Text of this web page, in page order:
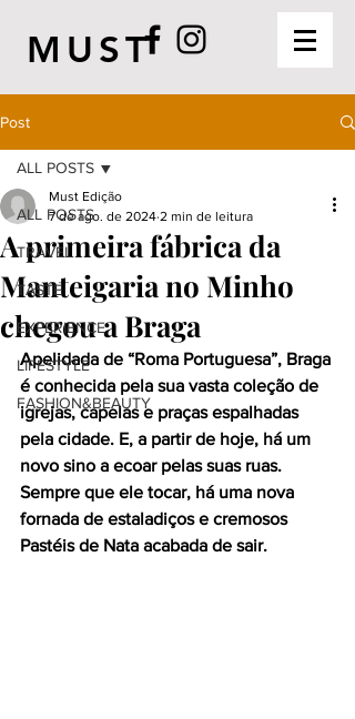
MUST
Post
ALL POSTS
TRAVEL
TASTE
EXPERIENCE
LIFESTYLE
FASHION&BEAUTY
ALL POSTS
A primeira fábrica da
Manteigaria no Minho
chegou a Braga
Must Edição
7 de ago. de 2024 2 min de leitura
Apelidada de “Roma Portuguesa”, Braga
é conhecida pela sua vasta coleção de
igrejas, capelas e praças espalhadas
pela cidade. E, a partir de hoje, há um
novo sino a ecoar pelas suas ruas.
Sempre que ele tocar, há uma nova
fornada de estaladiços e cremosos
Pastéis de Nata acabada de sair.